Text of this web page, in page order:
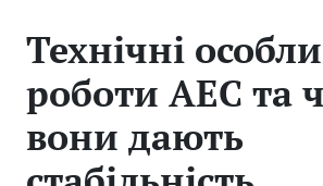
Технічні
роботи АЕС та
вони дають